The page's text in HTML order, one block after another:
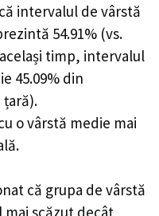
intervalul de vârstă
54.91% (vs.
timp, intervalul
45.09% din
țară).
o vârstă medie mai
că grupa de vârstă